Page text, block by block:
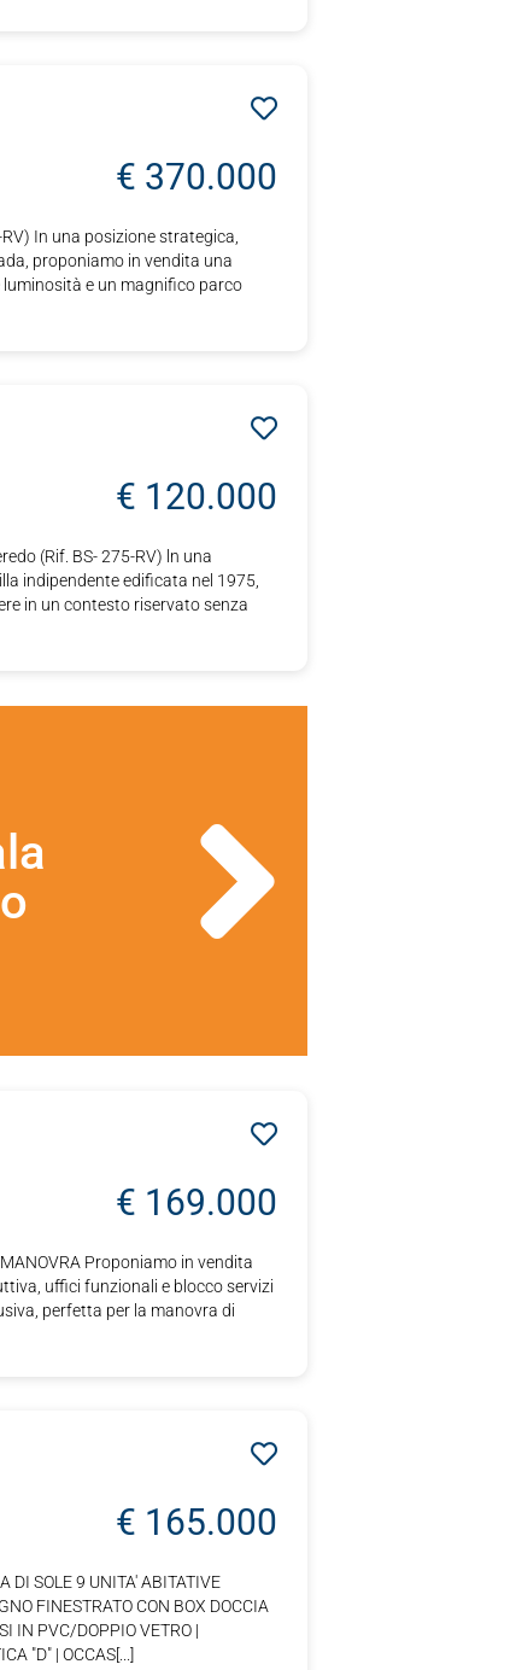
€ 370.000
RV) In una posizione strategica,
proponiamo in vendita una
e un magnifico parco
€ 120.000
(Rif. BS- 275-RV) ln una
indipendente edificata nel 1975,
in un contesto riservato senza
€ 169.000
MANOVRA Proponiamo in vendita
uffici funzionali e blocco servizi
perfetta per la manovra di
€ 165.000
DI SOLE 9 UNITA' ABITATIVE
FINESTRATO CON BOX DOCCIA
IN PVC/DOPPIO VETRO |
"D" | OCCAS[...]